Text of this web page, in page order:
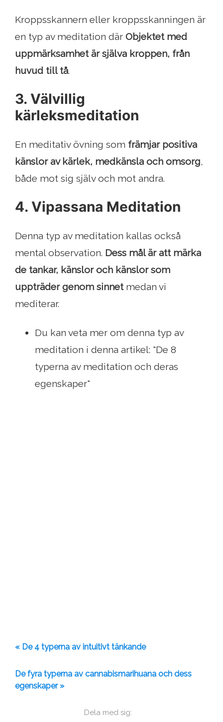
Dela med sig:
Kroppsskannern eller kroppsskanningen är
en typ av meditation där Objektet med
uppmärksamhet är själva kroppen, från
huvud till tå.
3. Välvillig
kärleksmeditation
En meditativ övning som främjar positiva
känslor av kärlek, medkänsla och omsorg,
både mot sig själv och mot andra.
4. Vipassana Meditation
Denna typ av meditation kallas också
mental observation. Dess mål är att märka
de tankar, känslor och känslor som
uppträder genom sinnetmedan vi
mediterar.
Du kan veta mer om denna typ av
meditation i denna artikel: "De 8
typerna av meditation och deras
egenskaper"
« De 4 typerna av intuitivt tänkande
De fyra typerna av cannabismarihuana och dess
egenskaper »